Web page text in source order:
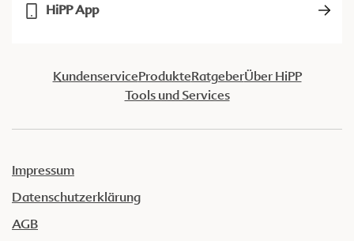
HiPP App
KundenserviceProdukteRatgeberÜber HiPP
Tools und Services
Impressum
Datenschutzerklärung
AGB